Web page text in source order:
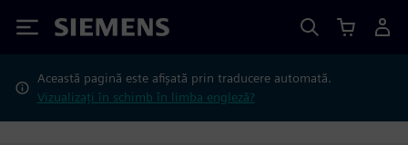
Siemens
Această pagină este afișată prin traducere automată.
Vizualizați în schimb în limba engleză?